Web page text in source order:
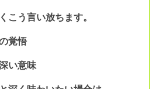
こう言い放ちます。
覚悟
い意味